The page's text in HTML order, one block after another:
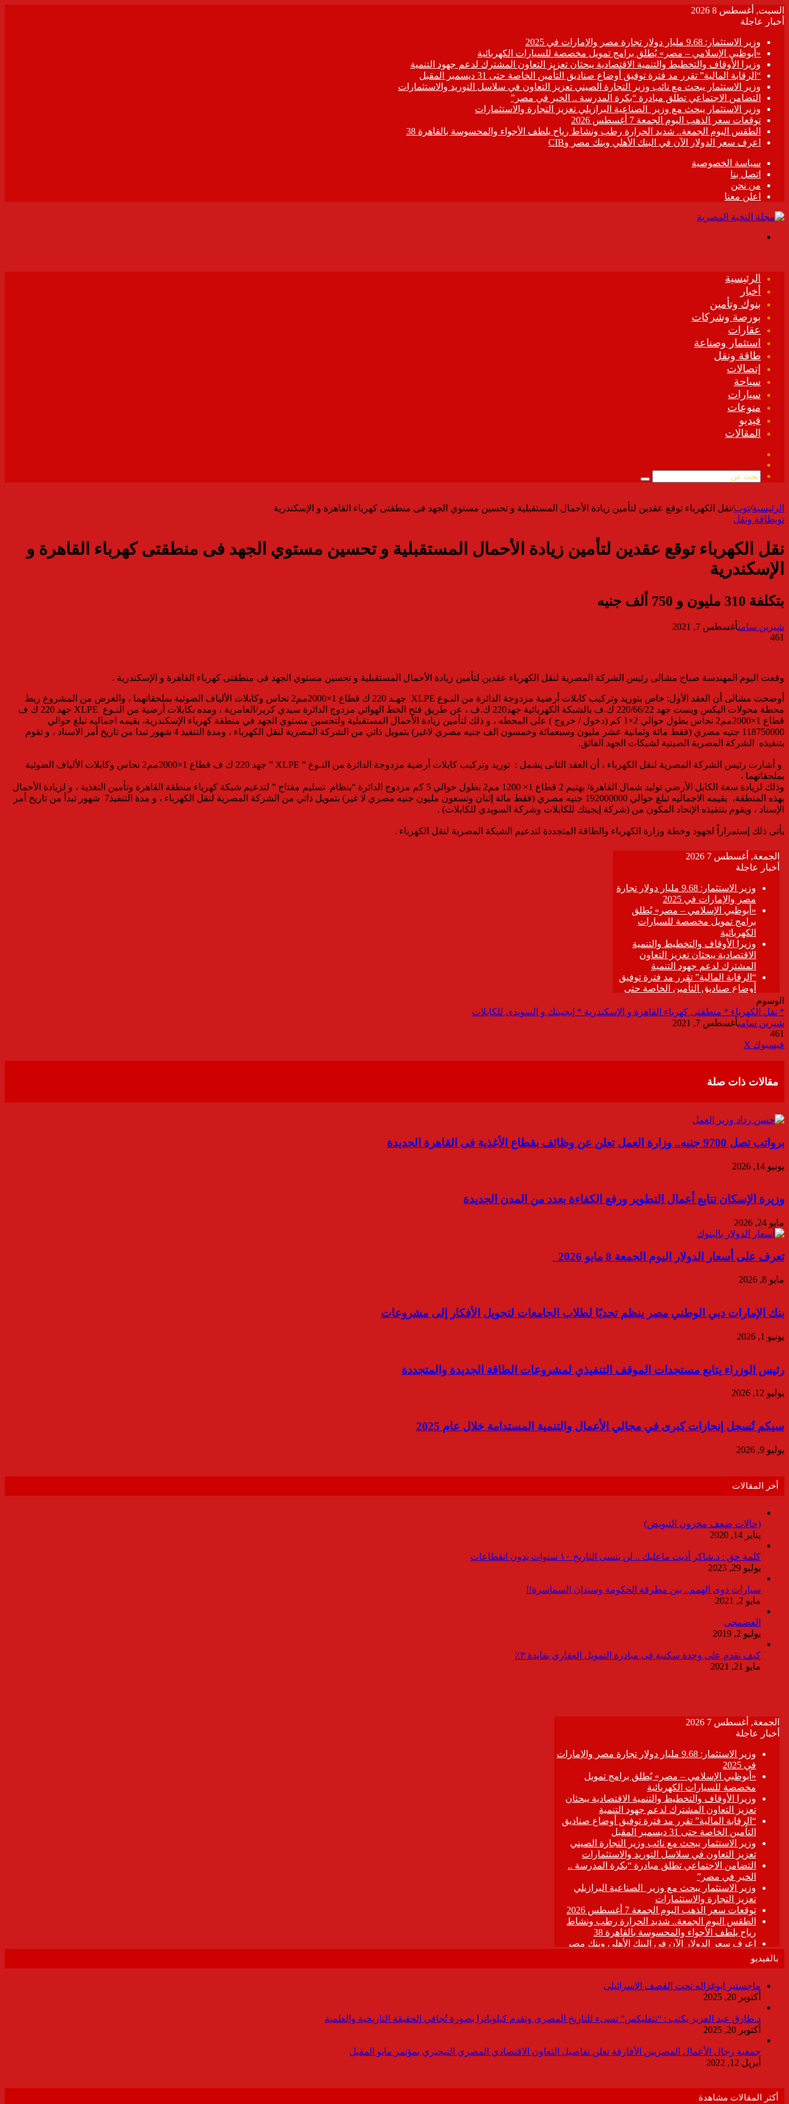
السبت, أغسطس 8 2026
أخبار عاجلة
وزير الاستثمار: 9.68 مليار دولار تجارة مصر والإمارات في 2025
«أبوظبي الإسلامي – مصر» يُطلق برامج تمويل مخصصة للسيارات الكهربائية
وزيرا الأوقاف والتخطيط والتنمية الاقتصادية يبحثان تعزيز التعاون المشترك لدعم جهود التنمية
“الرقابة المالية” تقرر مد فترة توفيق أوضاع صناديق التأمين الخاصة حتى 31 ديسمبر المقبل
وزير الاستثمار يبحث مع نائب وزير التجارة الصيني تعزيز التعاون في سلاسل التوريد والاستثمارات
التضامن الاجتماعي تطلق مبادرة “بكرة المدرسة .. الخير في مصر”
وزير الاستثمار يبحث مع وزير الصناعية البرازيلي تعزيز التجارة والاستثمارات
توقعات سعر الذهب اليوم الجمعة 7 أغسطس 2026
الطقس اليوم الجمعة.. شديد الحرارة رطب ونشاط رياح يلطف الأجواء والمحسوسة بالقاهرة 38
اعرف سعر الدولار الآن في البنك الأهلي وبنك مصر وCIB
سياسة الخصوصية
اتصل بنا
من نحن
اعلن معنا
الرئيسية
أخبار
بنوك وتأمين
بورصة وشركات
عقارات
استثمار وصناعة
طاقة ونقل
إتصالات
سياحة
سيارات
منوعات
فيديو
المقالات
الموقع
بحث
الرئيسية/توب/نقل الكهرباء توقع عقدين لتأمين زيادة الأحمال المستقبلية و تحسين مستوي الجهد فى منطقتى كهرباء القاهرة و الإسكندرية
توبطاقة ونقل
نقل الكهرباء توقع عقدين لتأمين زيادة الأحمال المستقبلية و تحسين مستوي الجهد فى منطقتى كهرباء القاهرة و
الإسكندرية
بتكلفة 310 مليون و 750 ألف جنيه
شيرين سامىأغسطس 7, 2021
461
وقعت اليوم المهندسة صباح مشالى رئيس الشركة المصرية لنقل الكهرباء عقدين لتأمين زيادة الأحمال المستقبلية و تحسين مستوي الجهد فى منطقتى كهرباء القاهرة و الإسكندرية .
أوضحت مشالى أن العقد الأول: خاص بتوريد وتركيب كابلات أرضية مزدوجة الدائرة من النـوع XLPE جهـد 220 ك قطاع 1×2000مم2 نحاس وكابلات الألياف الضوئية بملحقاتهما ، والغرض من المشروع ربط
محطة محولات اليكس ويست جهد 220/66/22 ك.ف بالشبكة الكهربائية جهد220 ك.ف ، عن طريق فتح الخط الهوائي مزدوج الدائرة سيدي كرير/العامرية ، ومده بكابلات أرضية من النـوع XLPE جهد 220 ك ف
قطاع 1×2000مم2 نحاس بطول حوالي 2×1 كم (دخول / خروج ) على المحطه ، و ذلك لتأمين زيادة الأحمال المستقبلية ولتحسين مستوي الجهد في منطقة كهرباء الإسكندرية، بقيمه اجماليه تبلغ حوالي
118750000 جنيه مصري (فقط مائة وثمانية عشر مليون وسبعمائة وخمسون الف جنيه مصري لاغير) بتمويل ذاتي من الشركة المصرية لنقل الكهرباء ، ومدة التنفيذ 4 شهور تبدا من تاريخ أمر الاسناد ، و تقوم
بتنفيذه الشركة المصرية الصينية لشبكات الجهد الفائق.
و أشارت رئيس الشركة المصرية لنقل الكهرباء ، أن العقد الثانى يشمل : توريد وتركيب كابلات أرضية مزدوجة الدائرة من النـوع ” XLPE ” جهد 220 ك ف قطاع 1×2000مم2 نحاس وكابلات الألياف الضوئية
بملحقاتهما ،
وذلك لزيادة سعة الكابل الأرضي توليد شمال القاهرة/ بهتيم 2 قطاع 1× 1200 مم2 بطول حوالي 5 كم مزدوج الدائرة “بنظام تسليم مفتاح ” لتدعيم شبكة كهرباء منطقة القاهرة وتأمين التغذية ، و لزيادة الأحمال
بهذه المنطقة، بقيمه الاجماليه تبلغ حوالي 192000000 جنيه مصري (فقط مائة إثنان وتسعون مليون جنيه مصري لا غير) بتمويل ذاتي من الشركة المصرية لنقل الكهرباء ، و مدة التنفيذ7 شهور تبدأ من تاريخ أمر
الإسناد ، ويقوم بتنفيذه الإتحاد المكون من (شركة إيجيتك للكابلات وشركة السويدي للكابلات) .
يأتى ذلك إستمراراً لجهود وخطة وزارة الكهرباء والطاقة المتجددة لتدعيم الشبكة المصرية لنقل الكهرباء .
الوسوم
* نقل الكهرباء * منطقتى كهرباء القاهرة و الإسكندرية * إيجيبتك و السويدى للكابلات
شيرين سامىأغسطس 7, 2021
461
فيسبوك ‫X
مقالات ذات صلة
برواتب تصل 9700 جنيه.. وزارة العمل تعلن عن وظائف بقطاع الأغذية فى القاهرة الجديدة
يونيو 14, 2026
وزيرة الإسكان تتابع أعمال التطوير ورفع الكفاءة بعدد من المدن الجديدة
مايو 24, 2026
تعرف على أسعار الدولار اليوم الجمعة 8 مايو 2026
مايو 8, 2026
بنك الإمارات دبي الوطني مصر ينظم تحديًا لطلاب الجامعات لتحويل الأفكار إلى مشروعات
يونيو 1, 2026
رئيس الوزراء يتابع مستجدات الموقف التنفيذي لمشروعات الطاقة الجديدة والمتجددة
يوليو 12, 2026
سيكم تُسجل إنجازات كبرى في مجالي الأعمال والتنمية المستدامة خلال عام 2025
يوليو 9, 2026
أخر المقالات
(حالات ضعف مخزون التبويض)
يناير 14, 2020
كلمة حق : د.شاكر أديت ماعليك .. لن ينسى التاريخ ١٠ سنوات بدون انقطاعات
يوليو 29, 2023
سيارات ذوى الهمم.. بين مطرقة الحكومة وسندان السماسرة!!
مايو 2, 2021
العضمجى
يوليو 2, 2019
كيف تقدم على وحدة سكنية فى مبادرة التمويل العقاري بفايدة ٣٪
مايو 21, 2021
بالفيديو
ماجستير ابوغزاله تحت القصف الإسرائيلى
أكتوبر 20, 2025
د.طارق عبد العزيز يكتب : “نتفليكس” تسىء للتاريخ المصرى وتقدم كيلوباترا بصورة تُجافي الحقيقة التاريخية والعلمية
أكتوبر 20, 2025
جمعية رجال الأعمال المصريين الأفارقة تعلن تفاصيل التعاون الاقتصادي المصري النيجيري بمؤتمر مايو المقبل
أبريل 12, 2022
أكثر المقالات مشاهدة